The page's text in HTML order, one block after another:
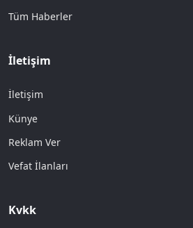
Tüm Haberler
İletişim
İletişim
Künye
Reklam Ver
Vefat İlanları
Kvkk